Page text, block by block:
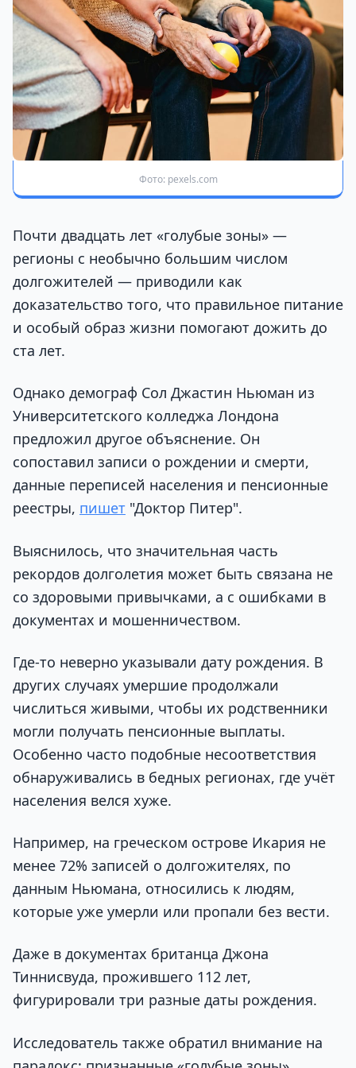
Фото: pexels.com
Почти двадцать лет «голубые зоны» —
регионы с необычно большим числом
долгожителей — приводили как
доказательство того, что правильное питание
и особый образ жизни помогают дожить до
ста лет.
Однако демограф Сол Джастин Ньюман из
Университетского колледжа Лондона
предложил другое объяснение. Он
сопоставил записи о рождении и смерти,
данные переписей населения и пенсионные
реестры, пишет "Доктор Питер".
Выяснилось, что значительная часть
рекордов долголетия может быть связана не
со здоровыми привычками, а с ошибками в
документах и мошенничеством.
Где-то неверно указывали дату рождения. В
других случаях умершие продолжали
числиться живыми, чтобы их родственники
могли получать пенсионные выплаты.
Особенно часто подобные несоответствия
обнаруживались в бедных регионах, где учёт
населения велся хуже.
Например, на греческом острове Икария не
менее 72% записей о долгожителях, по
данным Ньюмана, относились к людям,
которые уже умерли или пропали без вести.
Даже в документах британца Джона
Тиннисвуда, прожившего 112 лет,
фигурировали три разные даты рождения.
Исследователь также обратил внимание на